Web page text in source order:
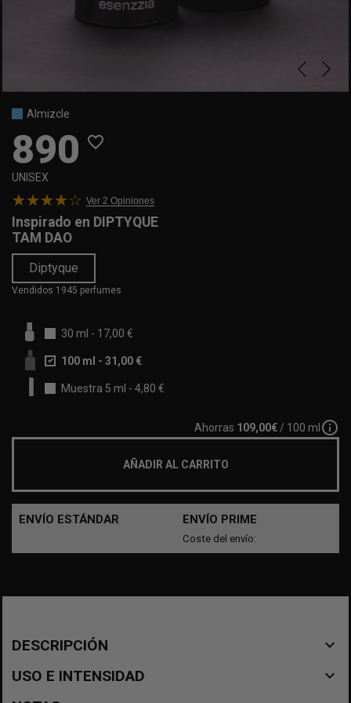
Almizcle
890 favorite_border
UNISEX
Ver 2 Opiniones
Inspirado en DIPTYQUE
TAM DAO
Diptyque
Vendidos 1945 perfumes
30 ml - 17,00 €
100 ml - 31,00 €
Muestra 5 ml - 4,80 €
Ahorras 109,00€ / 100 mlinfo_outline
AÑADIR AL CARRITO
ENVÍO ESTÁNDAR ENVÍO PRIME
Coste del envío:
DESCRIPCIÓN navigate_before
USO E INTENSIDAD navigate_before